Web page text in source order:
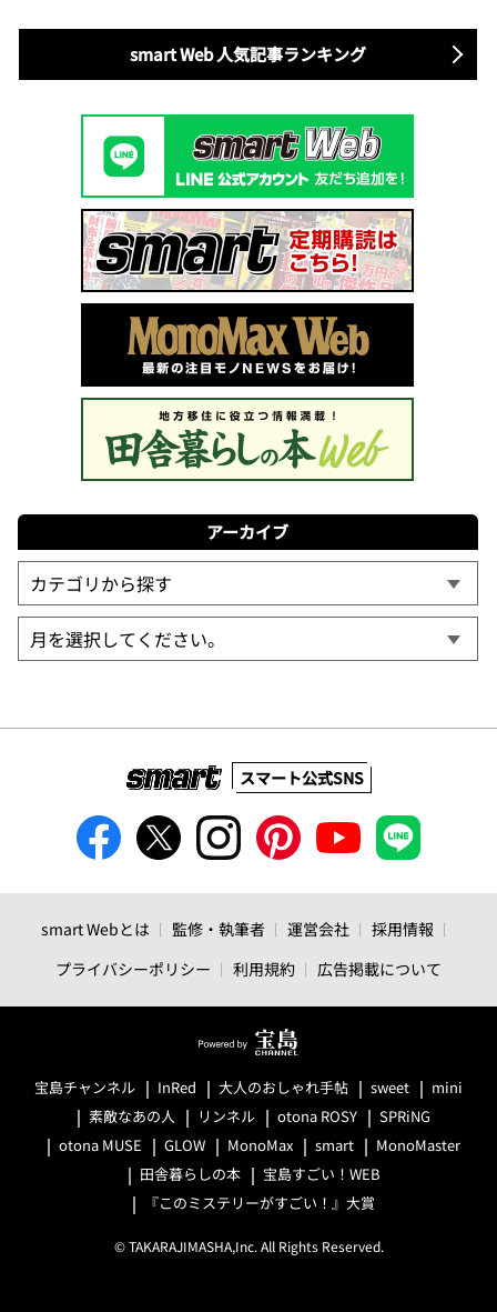
smart Web 人気記事ランキング
アーカイブ
スマート公式SNS
smart Webとは 監修・執筆者 運営会社
採用情報
プライバシーポリシー
利用規約 広告掲載について
宝島チャンネル InRed 大人のおしゃれ手帖 sweet
mini
素敵なあの人
リンネル otona ROSY
SPRiNG
otona MUSE
GLOW MonoMax smart
MonoMaster
田舎暮らしの本
宝島すごい！WEB
『このミステリーがすごい！』大賞
© TAKARAJIMASHA,Inc. All Rights Reserved.